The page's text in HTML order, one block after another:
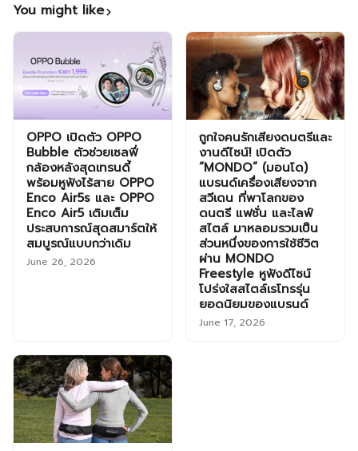
You might like
OPPO เปิดตัว OPPO
Bubble ตัวช่วยเซลฟี่
กล้องหลังสุดเทรนดี้
พร้อมหูฟังไร้สาย OPPO
Enco Air5s และ OPPO
Enco Air5 เติมเต็ม
ประสบการณ์สุดสมาร์ตให้
สมบูรณ์แบบกว่าเดิม
June 26, 2026
ถูกใจคนรักเสียงดนตรีและ
งานดีไซน์! เปิดตัว
“MONDO” (มอนโด)
แบรนด์เครื่องเสียงจาก
สวีเดน ที่พาโลกของ
ดนตรี แฟชั่น และไลฟ์
สไตล์ มาหลอมรวมเป็น
ส่วนหนึ่งของการใช้ชีวิต
ผ่าน MONDO
Freestyle หูฟังดีไซน์
โปร่งใสสไตล์เรโทรรุ่น
ยอดนิยมของแบรนด์
June 17, 2026